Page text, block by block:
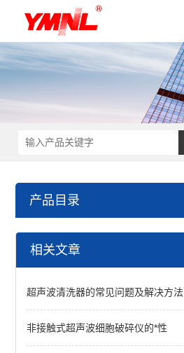
产品目录
超声波清洗机
DTD、DTDN系列超声波清洗机
相关文章
超声波清洗器的常见问题及解决方法
非接触式超声波细胞破碎仪的*性